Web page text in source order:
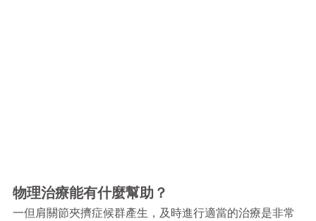
物理治療能有什麼幫助？
一但肩關節夾擠症候群產生，及時進行適當的治療是非常